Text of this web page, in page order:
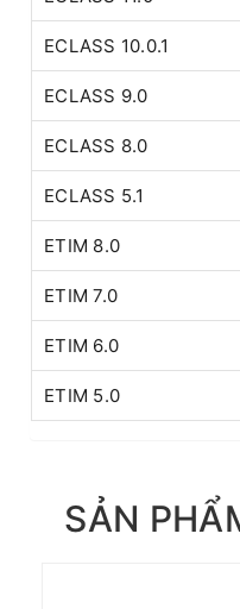
ECLASS 10.0.1
ECLASS 9.0
ECLASS 8.0
ECLASS 5.1
ETIM 8.0
ETIM 7.0
ETIM 6.0
ETIM 5.0
SẢN